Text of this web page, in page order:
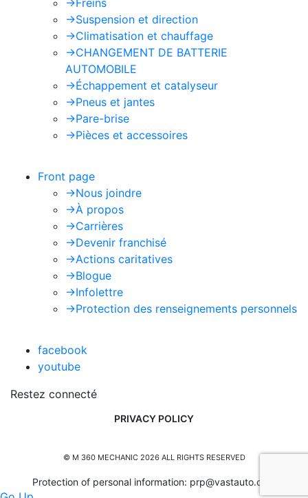
->Freins
->Suspension et direction
->Climatisation et chauffage
->CHANGEMENT DE BATTERIE
AUTOMOBILE
->Échappement et catalyseur
->Pneus et jantes
->Pare-brise
->Pièces et accessoires
Front page
->Nous joindre
->À propos
->Carrières
->Devenir franchisé
->Actions caritatives
->Blogue
->Infolettre
->Protection des renseignements personnels
facebook
youtube
Restez connecté
PRIVACY POLICY
© M 360 MECHANIC 2026 ALL RIGHTS RESERVED
Protection of personal information: prp@vastauto.com